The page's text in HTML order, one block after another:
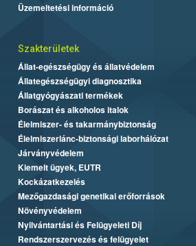
Üzemeltetési információ
Szakterületek
Állat-egészségügy és állatvédelem
Állategészségügyi diagnosztika
Állatgyógyászati termékek
Borászat és alkoholos italok
Élelmiszer- és takarmánybiztonság
Élelmiszerlánc-biztonsági laborhálózat
Járványvédelem
Kiemelt ügyek, EUTR
Kockázatkezelés
Mezőgazdasági genetikai erőforrások
Növényvédelem
Nyilvántartási és Felügyeleti Díj
Rendszerszervezés és felügyelet